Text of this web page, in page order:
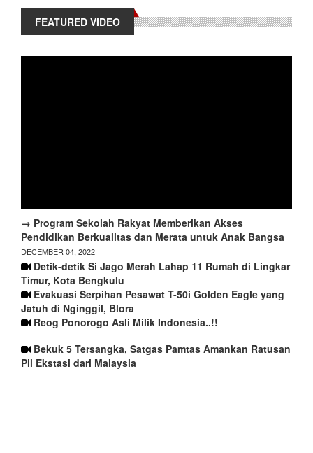
FEATURED VIDEO
→ Program Sekolah Rakyat Memberikan Akses
Pendidikan Berkualitas dan Merata untuk Anak Bangsa
DECEMBER 04, 2022
Detik-detik Si Jago Merah Lahap 11 Rumah di Lingkar
Timur, Kota Bengkulu
Evakuasi Serpihan Pesawat T-50i Golden Eagle yang
Jatuh di Nginggil, Blora
Reog Ponorogo Asli Milik Indonesia..!!
Bekuk 5 Tersangka, Satgas Pamtas Amankan Ratusan
Pil Ekstasi dari Malaysia